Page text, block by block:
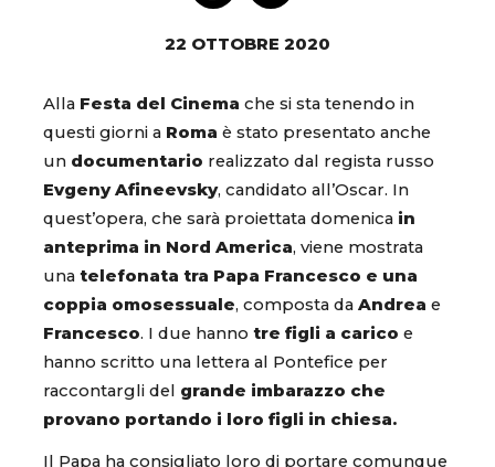
22 OTTOBRE 2020
Alla Festa del Cinema che si sta tenendo in
questi giorni a Roma è stato presentato anche
un documentario realizzato dal regista russo
Evgeny Afineevsky, candidato all’Oscar. In
quest’opera, che sarà proiettata domenica in
anteprima in Nord America, viene mostrata
una telefonata tra Papa Francesco e una
coppia omosessuale, composta da Andrea e
Francesco. I due hanno tre figli a carico e
hanno scritto una lettera al Pontefice per
raccontargli del grande imbarazzo che
provano portando i loro figli in chiesa.
Il Papa ha consigliato loro di portare comunque